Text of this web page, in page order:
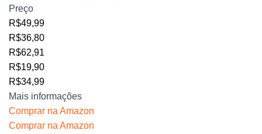
Preço
R$49,99
R$36,80
R$62,91
R$19,90
R$34,99
Mais informações
Comprar na Amazon
Comprar na Amazon